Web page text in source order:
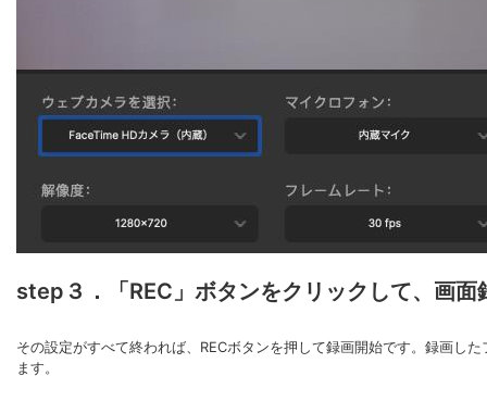
step３．「REC」ボタンをクリックして、画面
その設定がすべて終われば、RECボタンを押して録画開始です。録画し
ます。